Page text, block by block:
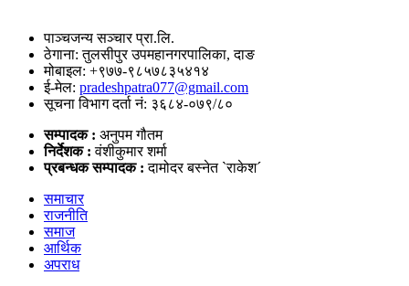
पाञ्चजन्य सञ्चार प्रा.लि.
ठेगाना: तुलसीपुर उपमहानगरपालिका, दाङ
मोबाइल: +९७७-९८५७८३५४१४
ई-मेल: pradeshpatra077@gmail.com
सूचना विभाग दर्ता नं: ३६८४-०७९/८०
सम्पादक : अनुपम गौतम
निर्देशक :वंशीकुमार शर्मा
प्रबन्धक सम्पादक :दामोदर बस्नेत `राकेश´
समाचार
राजनीति
समाज
आर्थिक
अपराध